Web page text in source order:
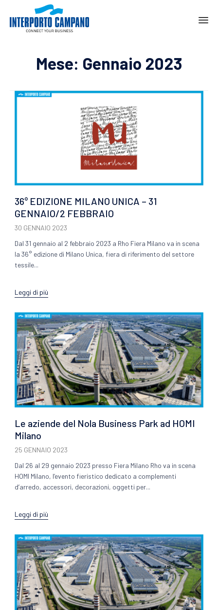
Mese: Gennaio 2023
36° EDIZIONE MILANO UNICA – 31
GENNAIO/2 FEBBRAIO
30 GENNAIO 2023
Dal 31 gennaio al 2 febbraio 2023 a Rho Fiera Milano va in scena
la 36° edizione di Milano Unica, fiera di riferimento del settore
tessile...
Leggi di più
Le aziende del Nola Business Park ad HOMI
Milano
25 GENNAIO 2023
Dal 26 al 29 gennaio 2023 presso Fiera Milano Rho va in scena
HOMI Milano, l’evento fieristico dedicato a complementi
d’arredo, accessori, decorazioni, oggetti per...
Leggi di più